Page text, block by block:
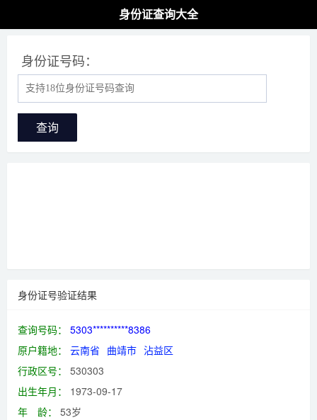
身份证查询大全
身份证号码：
查询
身份证号验证结果
查询号码：
5303**********8386
原户籍地：
云南省 曲靖市 沾益区
行政区号：
530303
出生年月：
1973-09-17
年 龄：
53岁